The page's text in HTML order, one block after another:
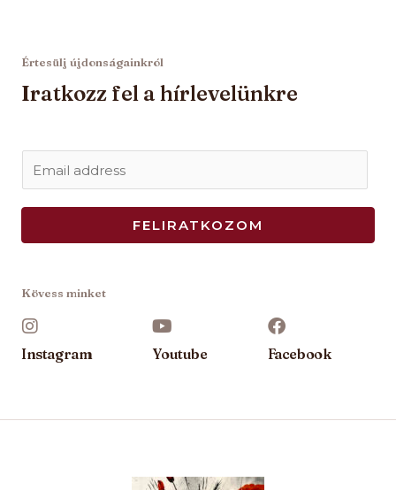
Értesülj újdonságainkról
Iratkozz fel a hírlevelünkre
m
a
FELIRATKOZOM
Kövess minket
Instagram Youtube Facebook